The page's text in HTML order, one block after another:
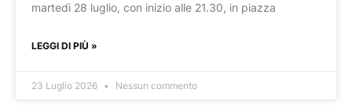
martedì 28 luglio, con inizio alle 21.30, in piazza
LEGGI DI PIÙ »
23 Luglio 2026 Nessun commento